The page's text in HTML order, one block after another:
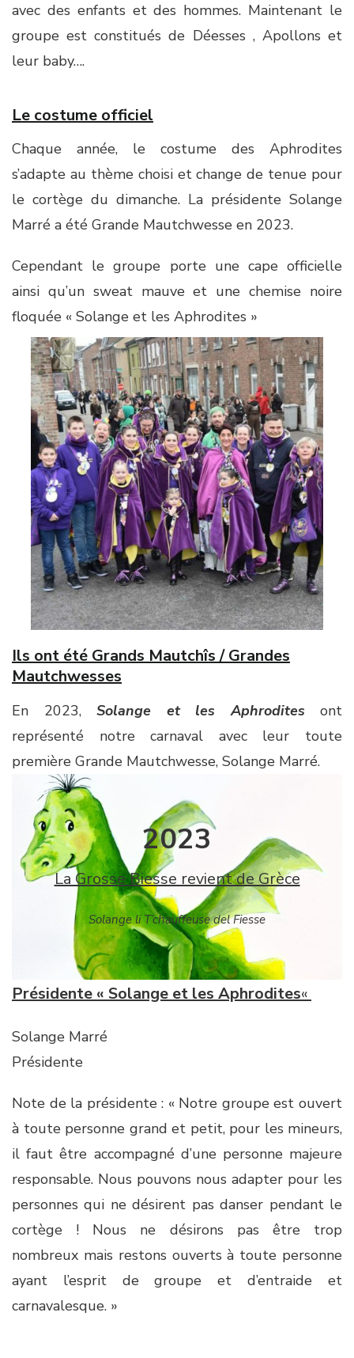
avec des enfants et des hommes. Maintenant le
groupe est constitués de Déesses , Apollons et
leur baby….
Le costume officiel
Chaque année, le costume des Aphrodites
s’adapte au thème choisi et change de tenue pour
le cortège du dimanche. La présidente Solange
Marré a été Grande Mautchwesse en 2023.
Cependant le groupe porte une cape officielle
ainsi qu’un sweat mauve et une chemise noire
floquée « Solange et les Aphrodites »
Ils ont été Grands Mautchîs / Grandes
Mautchwesses
En 2023, Solange et les Aphrodites ont
représenté notre carnaval avec leur toute
première Grande Mautchwesse, Solange Marré.
2023
La Grosse Biesse revient de Grèce
Solange li T’chauffeuse del Fiesse
Présidente « Solange et les Aphrodites«
Solange Marré
Présidente
Note de la présidente : « Notre groupe est ouvert
à toute personne grand et petit, pour les mineurs,
il faut être accompagné d’une personne majeure
responsable. Nous pouvons nous adapter pour les
personnes qui ne désirent pas danser pendant le
cortège ! Nous ne désirons pas être trop
nombreux mais restons ouverts à toute personne
ayant l’esprit de groupe et d’entraide et
carnavalesque. »